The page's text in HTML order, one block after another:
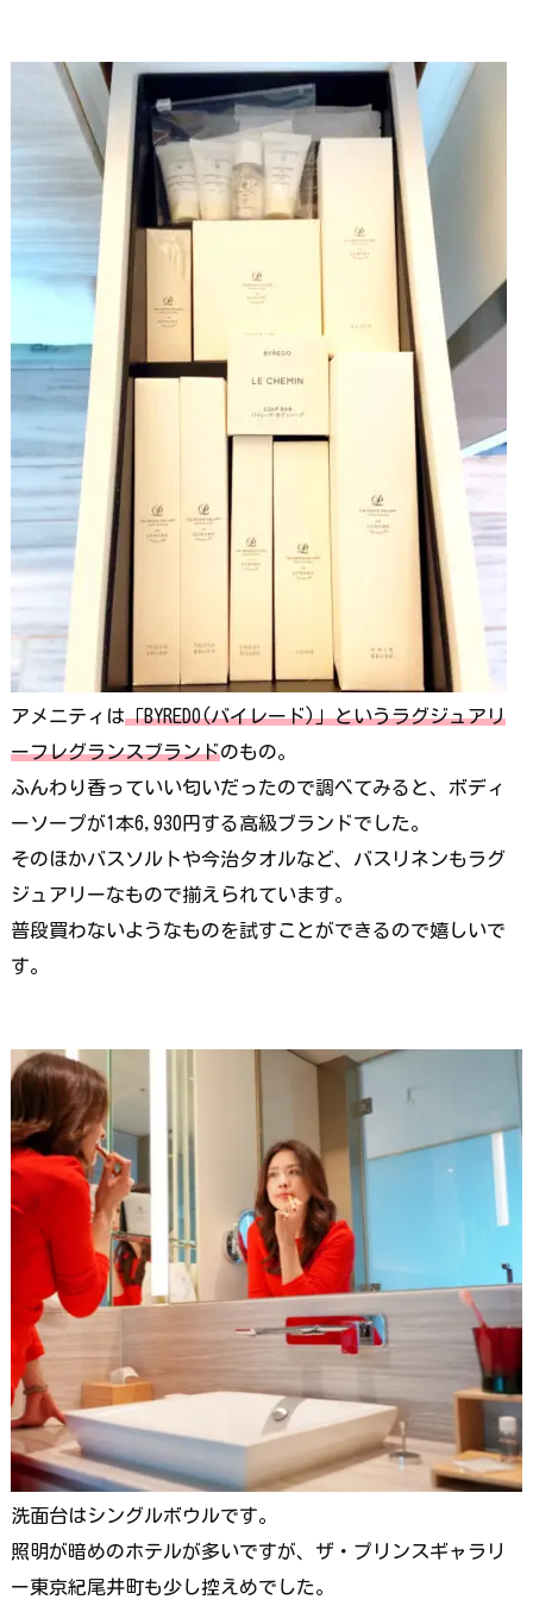
アメニティは「BYREDO(バイレード)」というラグジュアリ
ーフレグランスブランドのもの。
ふんわり香っていい匂いだったので調べてみると、ボディ
ーソープが1本6,930円する高級ブランドでした。
そのほかバスソルトや今治タオルなど、バスリネンもラグ
ジュアリーなもので揃えられています。
普段買わないようなものを試すことができるので嬉しいで
す。
洗面台はシングルボウルです。
照明が暗めのホテルが多いですが、ザ・プリンスギャラリ
ー東京紀尾井町も少し控えめでした。